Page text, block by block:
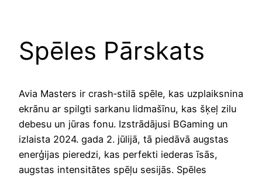
Spēles Pārskats
Avia Masters ir crash‑stilā spēle, kas uzplaiksnina
ekrānu ar spilgti sarkanu lidmašīnu, kas šķeļ zilu
debesu un jūras fonu. Izstrādājusi BGaming un
izlaista 2024. gada 2. jūlijā, tā piedāvā augstas
enerģijas pieredzi, kas perfekti iederas īsās,
augstas intensitātes spēļu sesijās. Spēles